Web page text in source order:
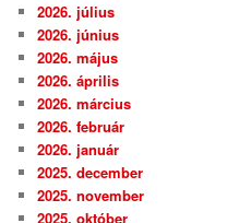
2026. július
2026. június
2026. május
2026. április
2026. március
2026. február
2026. január
2025. december
2025. november
2025. október